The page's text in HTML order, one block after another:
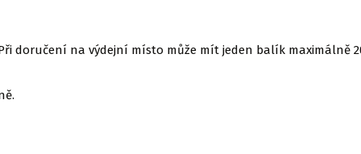
doručení na výdejní místo může mít jeden balík maximálně